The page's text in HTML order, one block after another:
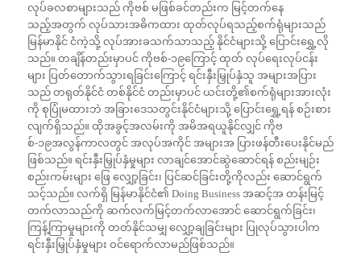
လုပ်ခလစာများသည် ကိုဗစ် မဖြစ်ခင်တည်းက မြင့်တက်နေ
သည့်အတွက် လုပ်သားအဓိကထား ထုတ်လုပ်ရသည့်စက်ရုံများသည်
မြန်မာနိုင် ငံကဲ့သို့ လုပ်အားခသက်သာသည့် နိုင်ငံများသို့ ပြောင်းရွှေ့လို
သည်။ တချိန်တည်းမှာပင် ကိုဗစ်-၁၉ကြောင့် ထုတ် လုပ်ရေးလုပ်ငန်း
များ ပြတ်တောက်သွားရခြင်းကြောင့် ရင်းနှီးမြှုပ်နှံသူ အများအပြား
သည် တရုတ်နိုင်ငံ တစ်နိုင်ငံ တည်းမှာပင် ယင်းတို့၏စက်ရုံများအားလုံး
ကို စုပြုံမထားဘဲ အခြားဒေသတွင်းနိုင်ငံများသို့ ပြောင်းရွှေ့ရန် စဉ်းစား
လျက်ရှိသည်။ ထိုအခွင့်အလမ်းကို အမိအရယူနိုင်လျှင် ကိုဗ
စ်-၁၉အလွန်ကာလတွင် အလုပ်အကိုင် အများအ ပြားဖန်တီးပေးနိုင်မည်
ဖြစ်သည်။ ရင်းနှီးမြှုပ်နှံမှုများ လာချင်အောင်ဆွဲဆောင်ရန် စည်းမျဉ်း
စည်းကမ်းများ ဖြေ လျှော့ခြင်း၊ ပြင်ဆင်ခြင်းတို့ကိုလည်း ဆောင်ရွက်
သင့်သည်။ လက်ရှိ မြန်မာနိုင်ငံ၏ Doing Business အဆင့်အ တန်းမြင့်
တက်လာသည်ကို ဆက်လက်မြင့်တက်လာအောင် ဆောင်ရွက်ခြင်း၊
ကြန့်ကြာမှုများကို တတ်နိုင်သမျှ လျှော့ချခြင်းများ ပြုလုပ်သွားပါက
ရင်းနှီးမြှုပ်နှံမှုများ ဝင်ရောက်လာမည်ဖြစ်သည်။